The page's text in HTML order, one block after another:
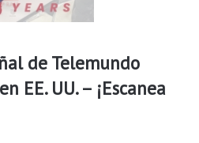
de Telemundo
EE. UU. – ¡Escanea